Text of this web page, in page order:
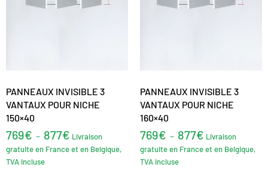
PANNEAUX INVISIBLE 3
VANTAUX POUR NICHE
150×40
769€ – 877€ Livraison
gratuite en France et en Belgique,
TVA incluse
PANNEAUX INVISIBLE 3
VANTAUX POUR NICHE
160×40
769€ – 877€ Livraison
gratuite en France et en Belgique,
TVA incluse